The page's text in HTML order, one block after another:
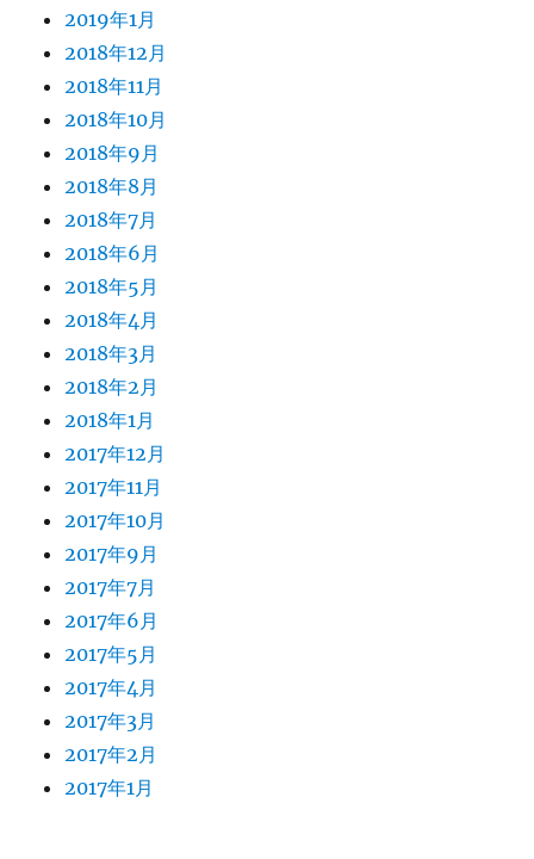
2019年1月
2018年12月
2018年11月
2018年10月
2018年9月
2018年8月
2018年7月
2018年6月
2018年5月
2018年4月
2018年3月
2018年2月
2018年1月
2017年12月
2017年11月
2017年10月
2017年9月
2017年7月
2017年6月
2017年5月
2017年4月
2017年3月
2017年2月
2017年1月